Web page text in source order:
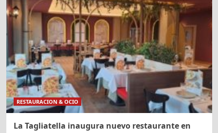
RESTAURACION & OCIO
La Tagliatella inaugura nuevo restaurante en